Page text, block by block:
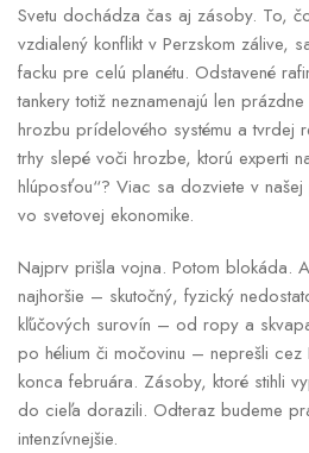
Svetu dochádza čas aj zásoby. To,
vzdialený konflikt v Perzskom zálive,
facku pre celú planétu. Odstavené
tankery totiž neznamenajú len
hrozbu prídelového systému a tvrdej
trhy slepé voči hrozbe, ktorú experti
hlúposťou“? Viac sa dozviete v
vo svetovej ekonomike.
Najprv prišla vojna. Potom blokáda.
najhoršie – skutočný, fyzický
kľúčových surovín – od ropy a
po hélium či močovinu – neprešli
konca februára. Zásoby, ktoré stihli
do cieľa dorazili. Odteraz budeme
intenzívnejšie.